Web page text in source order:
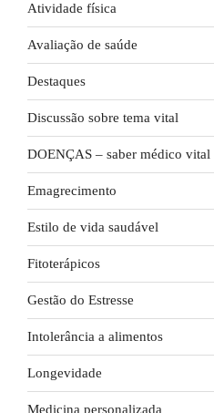
Atividade física
Avaliação de saúde
Destaques
Discussão sobre tema vital
DOENÇAS – saber médico vital
Emagrecimento
Estilo de vida saudável
Fitoterápicos
Gestão do Estresse
Intolerância a alimentos
Longevidade
Medicina personalizada